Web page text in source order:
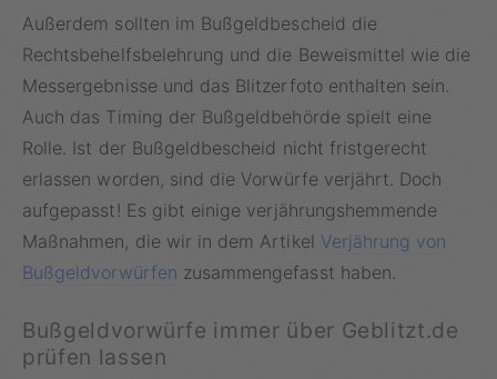
Außerdem sollten im Bußgeldbescheid die
Rechtsbehelfsbelehrung und die Beweismittel wie die
Messergebnisse und das Blitzerfoto enthalten sein.
Auch das Timing der Bußgeldbehörde spielt eine
Rolle. Ist der Bußgeldbescheid nicht fristgerecht
erlassen worden, sind die Vorwürfe verjährt. Doch
aufgepasst! Es gibt einige verjährungshemmende
Maßnahmen, die wir in dem Artikel Verjährung von
Bußgeldvorwürfen zusammengefasst haben.
Bußgeldvorwürfe immer über Geblitzt.de
prüfen lassen